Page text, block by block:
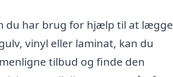
du har brug for hjælp til at lægge
vinyl eller laminat, kan du
tilbud og finde den